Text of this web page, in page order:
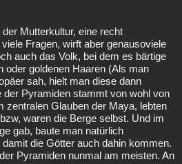
Mutterkultur, eine recht
Fragen, wirft aber genausoviele
auch das Volk, bei dem es bärtige
oder goldenen Haaren (Als man
sah, hielt man diese dann
der Pyramiden stammt von wohl von
zentralen Glauben der Maya, lebten
waren die Berge selbst. Und im
gab, baute man natürlich
die Götter auch dahin kommen.
Pyramiden nunmal am meisten. An